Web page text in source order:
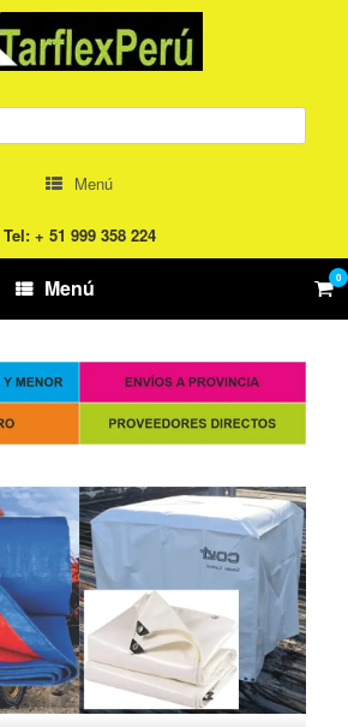
Menú
Tel: + 51 999 358 224
Menú Ver
el
0